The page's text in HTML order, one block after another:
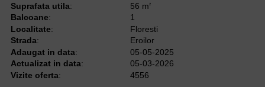
Suprafata utila: 56 m2
Balcoane:
1
Localitate:
Floresti
Strada:
Eroilor
Adaugat in data:
05-05-2025
Actualizat in data:
05-03-2026
Vizite oferta: 4556